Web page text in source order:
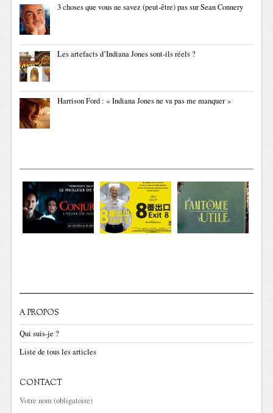
3 choses que vous ne savez (peut-être) pas sur Sean Connery
Les artefacts d’Indiana Jones sont-ils réels ?
Harrison Ford : « Indiana Jones ne va pas me manquer »
A PROPOS
Qui suis-je ?
Liste de tous les articles
CONTACT
Votre nom (obligatoire)